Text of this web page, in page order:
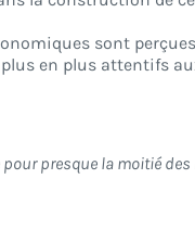
sont
en plus attentifs
presque la moitié